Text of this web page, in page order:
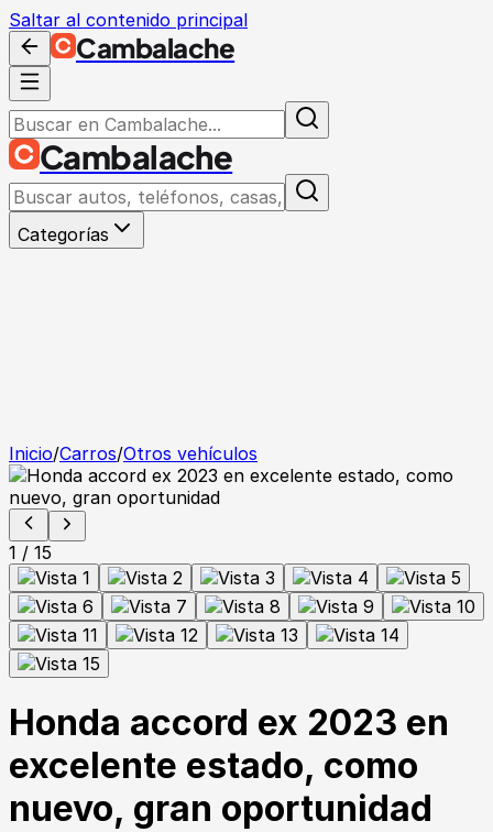
Saltar al contenido principal
Cambalache
Cambalache
Categorías
Inicio/Carros/Otros vehículos
1 / 15
Honda accord ex 2023 en
excelente estado, como
nuevo, gran oportunidad